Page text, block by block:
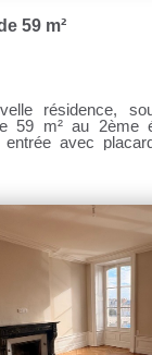
59 m²
résidence,
59 m² au 2ème
avec
Chauffage gaz
Si vous souhaitez
l'onglet "Dossier
dossier par mail.